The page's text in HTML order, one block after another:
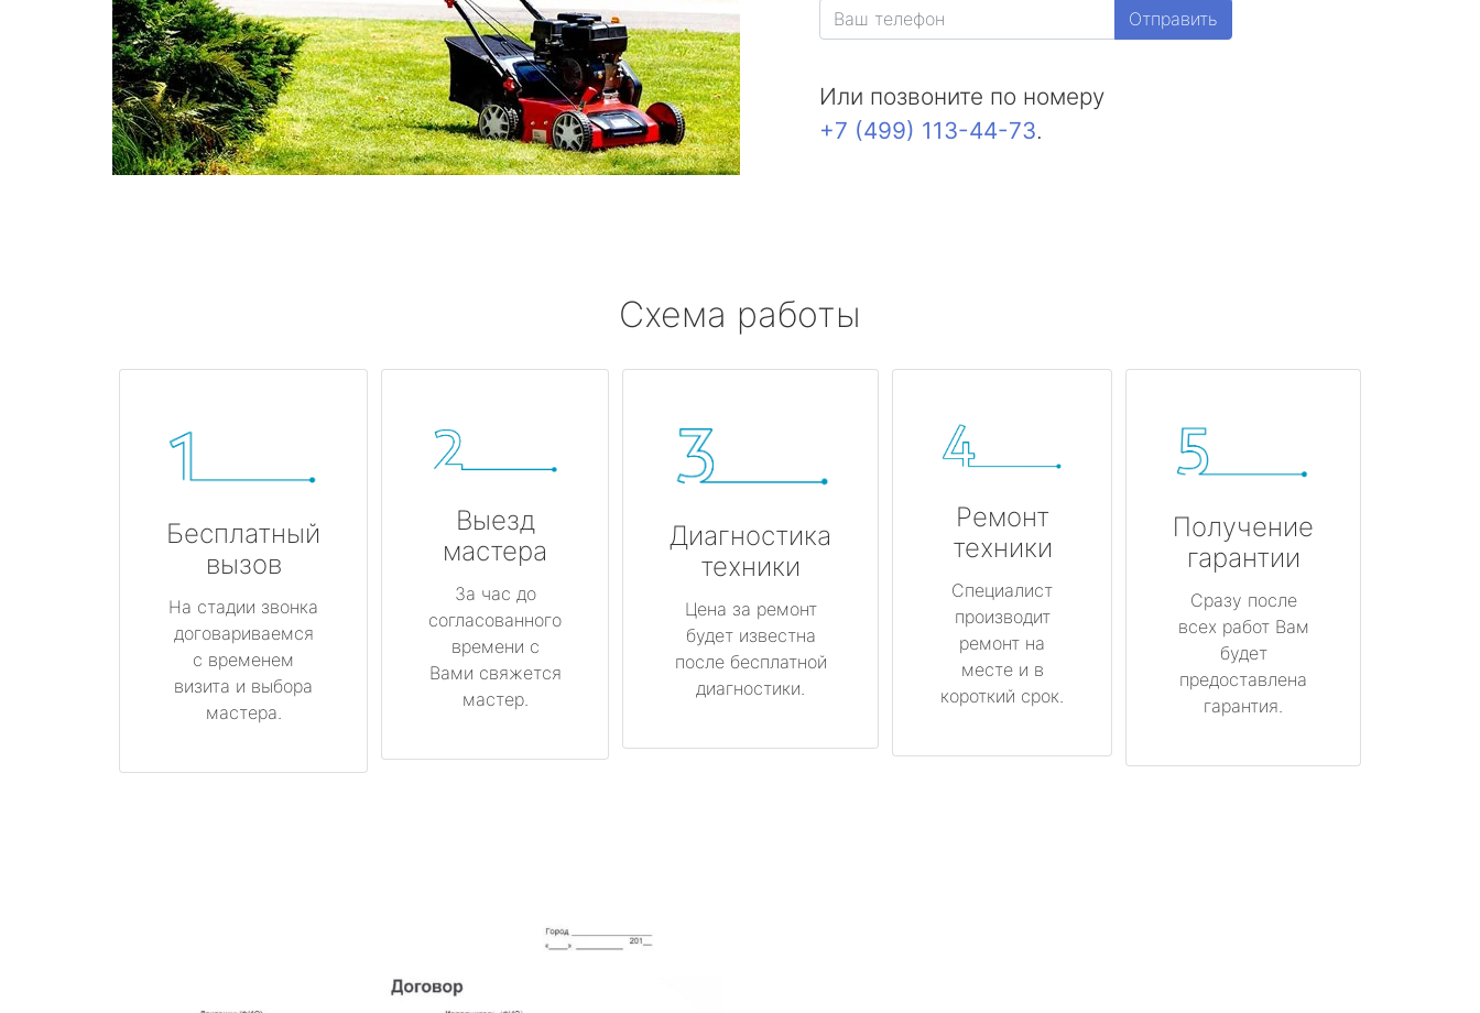
Отправить
Или позвоните по номеру
+7 (499) 113-44-73.
Схема работы
Бесплатный
вызов
На стадии звонка
договариваемся
с временем
визита и выбора
мастера.
Выезд
мастера
За час до
согласованного
времени с
Вами свяжется
мастер.
Диагностика
техники
Цена за ремонт
будет известна
после бесплатной
диагностики.
Ремонт
техники
Специалист
производит
ремонт на
месте и в
короткий срок.
Получение
гарантии
Сразу после
всех работ Вам
будет
предоставлена
гарантия.